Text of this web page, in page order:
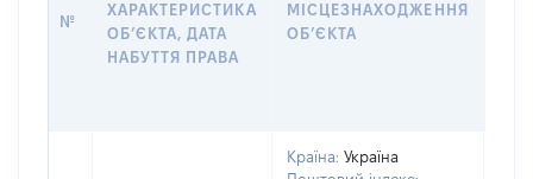
№
ХАРАКТЕРИСТИКА
ОБʼЄКТА, ДАТА
НАБУТТЯ ПРАВА
МІСЦЕЗНАХОДЖЕННЯ
ОБʼЄКТА
Країна: Україна